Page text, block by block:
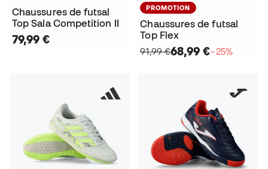
Chaussures de futsal
Top Sala Competition II
79,99 €
PROMOTION
Chaussures de futsal
Top Flex
91,99 €68,99 €−25%